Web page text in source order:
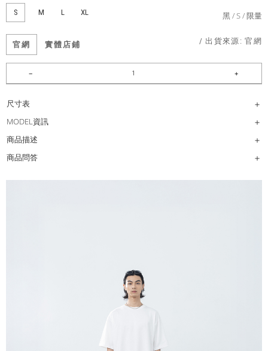
S M L XL 黑 S 限量
官網 實體店鋪 / 出貨來源:官網
尺寸表
MODEL資訊
商品描述
商品問答